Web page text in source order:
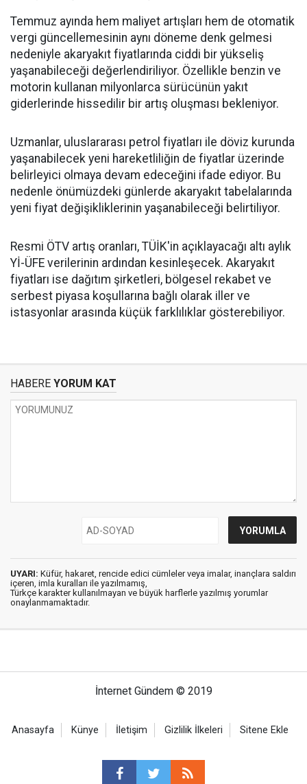
Temmuz ayında hem maliyet artışları hem de otomatik
vergi güncellemesinin aynı döneme denk gelmesi
nedeniyle akaryakıt fiyatlarında ciddi bir yükseliş
yaşanabileceği değerlendiriliyor. Özellikle benzin ve
motorin kullanan milyonlarca sürücünün yakıt
giderlerinde hissedilir bir artış oluşması bekleniyor.
Uzmanlar, uluslararası petrol fiyatları ile döviz kurunda
yaşanabilecek yeni hareketliliğin de fiyatlar üzerinde
belirleyici olmaya devam edeceğini ifade ediyor. Bu
nedenle önümüzdeki günlerde akaryakıt tabelalarında
yeni fiyat değişikliklerinin yaşanabileceği belirtiliyor.
Resmi ÖTV artış oranları, TÜİK'in açıklayacağı altı aylık
Yİ-ÜFE verilerinin ardından kesinleşecek. Akaryakıt
fiyatları ise dağıtım şirketleri, bölgesel rekabet ve
serbest piyasa koşullarına bağlı olarak iller ve
istasyonlar arasında küçük farklılıklar gösterebiliyor.
HABERE YORUM KAT
UYARI: Küfür, hakaret, rencide edici cümleler veya imalar, inançlara saldırı
içeren, imla kuralları ile yazılmamış,
Türkçe karakter kullanılmayan ve büyük harflerle yazılmış yorumlar
onaylanmamaktadır.
İnternet Gündem © 2019
Anasayfa Künye İletişim Gizlilik İlkeleri Sitene Ekle